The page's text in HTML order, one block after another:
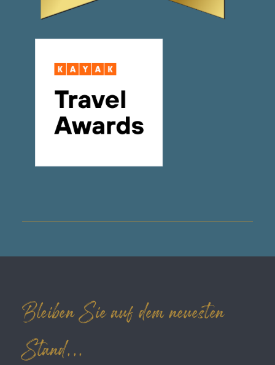
Bleiben Sie auf dem neuesten
Stand...